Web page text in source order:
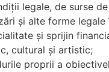
legale, de surse
şi alte forme
şi sprijin
cultural şi artistic;
proprii a